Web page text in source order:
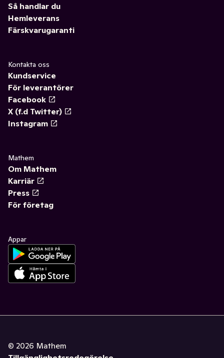
Så handlar du
Hemleverans
Färskvarugaranti
Kontakta oss
Kundservice
För leverantörer
Facebook
X (f.d Twitter)
Instagram
Mathem
Om Mathem
Karriär
Press
För företag
Appar
© 2026 Mathem